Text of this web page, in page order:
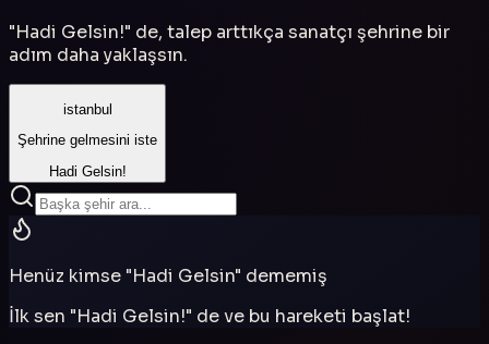
"Hadi Gelsin!" de, talep arttıkça sanatçı şehrine bir
adım daha yaklaşsın.
istanbul
Şehrine gelmesini iste
Hadi Gelsin!
Henüz kimse "Hadi Gelsin" dememiş
İlk sen "Hadi Gelsin!" de ve bu hareketi başlat!